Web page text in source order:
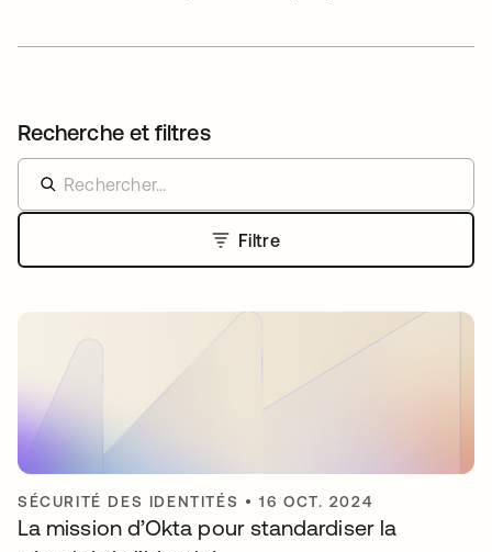
Recherche et filtres
Filtre
SÉCURITÉ DES IDENTITÉS •16 OCT. 2024
La mission d’Okta pour standardiser la